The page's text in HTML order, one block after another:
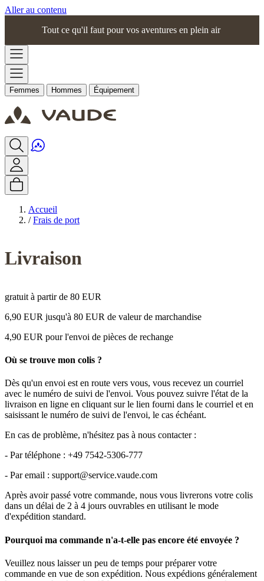
Aller au contenu
Tout ce qu'il faut pour vos aventures en plein air
Femmes Hommes Équipement
Accueil
/ Frais de port
Livraison
gratuit à partir de 80 EUR
6,90 EUR jusqu'à 80 EUR de valeur de marchandise
4,90 EUR pour l'envoi de pièces de rechange
Où se trouve mon colis ?
Dès qu'un envoi est en route vers vous, vous recevez un courriel
avec le numéro de suivi de l'envoi. Vous pouvez suivre l'état de la
livraison en ligne en cliquant sur le lien fourni dans le courriel et en
saisissant le numéro de suivi de l'envoi, le cas échéant.
En cas de problème, n'hésitez pas à nous contacter :
- Par téléphone : +49 7542-5306-777
- Par email : support@service.vaude.com
Après avoir passé votre commande, nous vous livrerons votre colis
dans un délai de 2 à 4 jours ouvrables en utilisant le mode
d'expédition standard.
Pourquoi ma commande n'a-t-elle pas encore été envoyée ?
Veuillez nous laisser un peu de temps pour préparer votre
commande en vue de son expédition. Nous expédions généralement